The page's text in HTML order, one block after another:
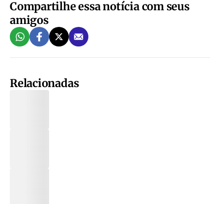
Compartilhe essa notícia com seus
amigos
Relacionadas